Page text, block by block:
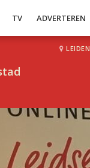
TV ADVERTEREN
LEIDEN